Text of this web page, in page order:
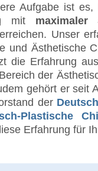
Aufgabe ist es,
mit maximaler
Unser
und Ästhetische
die Erfahrung
der
gehört er seit
der
Plastische
Erfahrung für